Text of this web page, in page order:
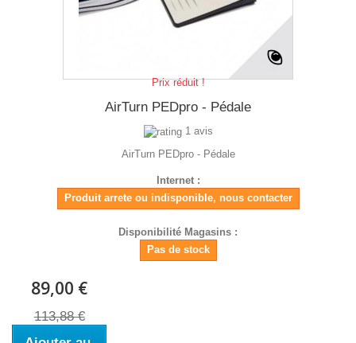
Prix réduit !
AirTurn PEDpro - Pédale
1 avis
AirTurn PEDpro - Pédale
Internet :
Produit arrete ou indisponible, nous contacter
Disponibilité Magasins :
Pas de stock
89,00 €
113,88 €